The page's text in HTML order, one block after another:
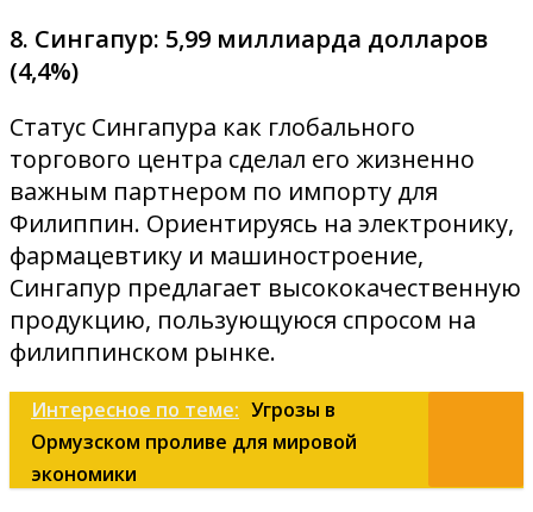
8. Сингапур: 5,99 миллиарда долларов
(4,4%)
Статус Сингапура как глобального
торгового центра сделал его жизненно
важным партнером по импорту для
Филиппин. Ориентируясь на электронику,
фармацевтику и машиностроение,
Сингапур предлагает высококачественную
продукцию, пользующуюся спросом на
филиппинском рынке.
Интересное по теме: Угрозы в
Ормузском проливе для мировой
экономики